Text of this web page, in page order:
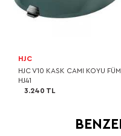
HJC
HJC V10 KASK CAMI KOYU
HJ41
3.240 TL